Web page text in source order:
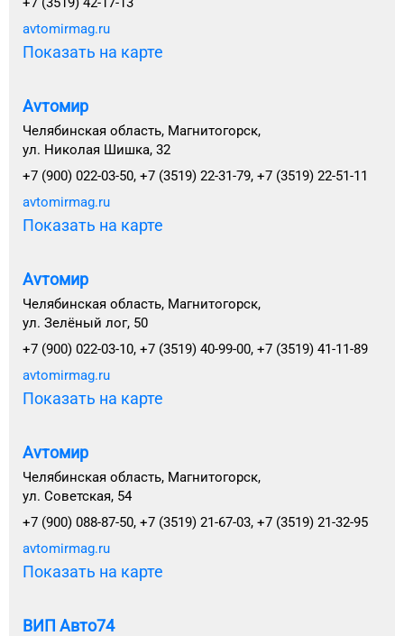
avtomirmag.ru
Показать на карте
Avтомир
Челябинская область, Магнитогорск,
ул. Николая Шишка, 32
+7 (900) 022-03-50, +7 (3519) 22-31-79, +7 (3519) 22-51-11
avtomirmag.ru
Показать на карте
Avтомир
Челябинская область, Магнитогорск,
ул. Зелёный лог, 50
+7 (900) 022-03-10, +7 (3519) 40-99-00, +7 (3519) 41-11-89
avtomirmag.ru
Показать на карте
Avтомир
Челябинская область, Магнитогорск,
ул. Советская, 54
+7 (900) 088-87-50, +7 (3519) 21-67-03, +7 (3519) 21-32-95
avtomirmag.ru
Показать на карте
ВИП Авто74